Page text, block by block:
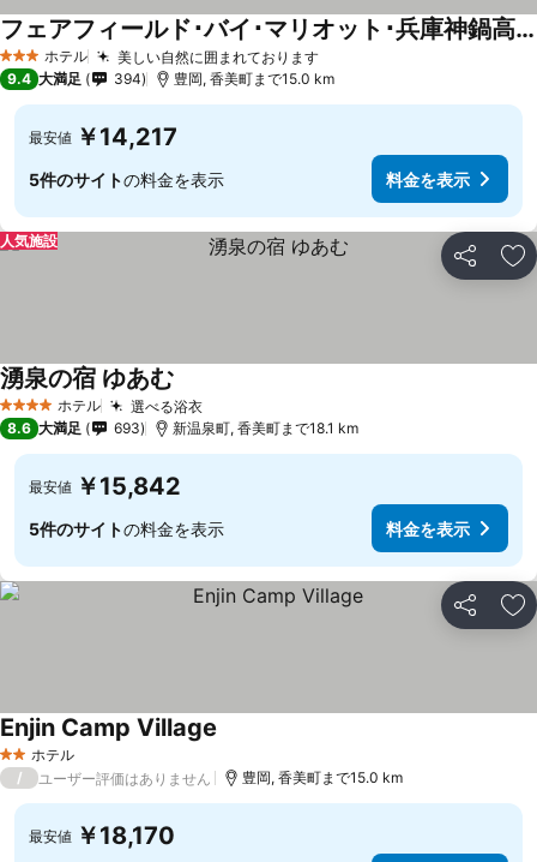
3 ホテルのランク
ホテル 美しい自然に囲まれております
フェアフィールド･バイ･マリオット･兵庫神鍋高原
9.4 大満足 394 豊岡, 香美町まで15.0 km
最安値 ￥14,217
5件のサイトの料金を表示 料金を表示
シェア お
人気施設
4 ホテルのランク
ホテル 選べる浴衣
湧泉の宿 ゆあむ
8.6 大満足 693 新温泉町, 香美町まで18.1 km
最安値 ￥15,842
5件のサイトの料金を表示 料金を表示
シェア お
2 ホテルのランク
ホテル
Enjin Camp Village
/ ユーザー評価はありません 豊岡, 香美町まで15.0 km
最安値 ￥18,170